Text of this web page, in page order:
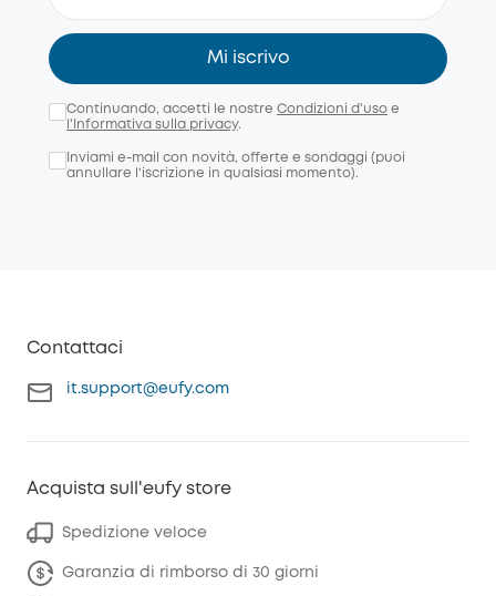
Mi iscrivo
Continuando, accetti le nostre Condizioni d'uso e
l'Informativa sulla privacy.
Inviami e-mail con novità, offerte e sondaggi (puoi
annullare l’iscrizione in qualsiasi momento).
Contattaci
it.support@eufy.com
Acquista sull'eufy store
Spedizione veloce
Garanzia di rimborso di 30 giorni